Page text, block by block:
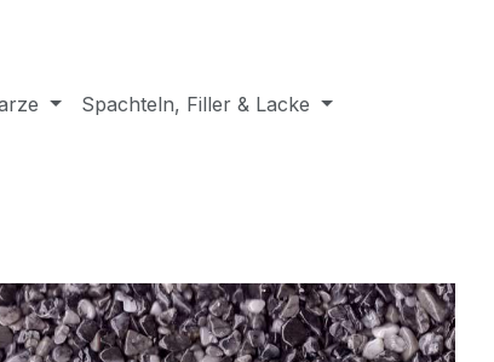
Spachteln, Filler & Lacke